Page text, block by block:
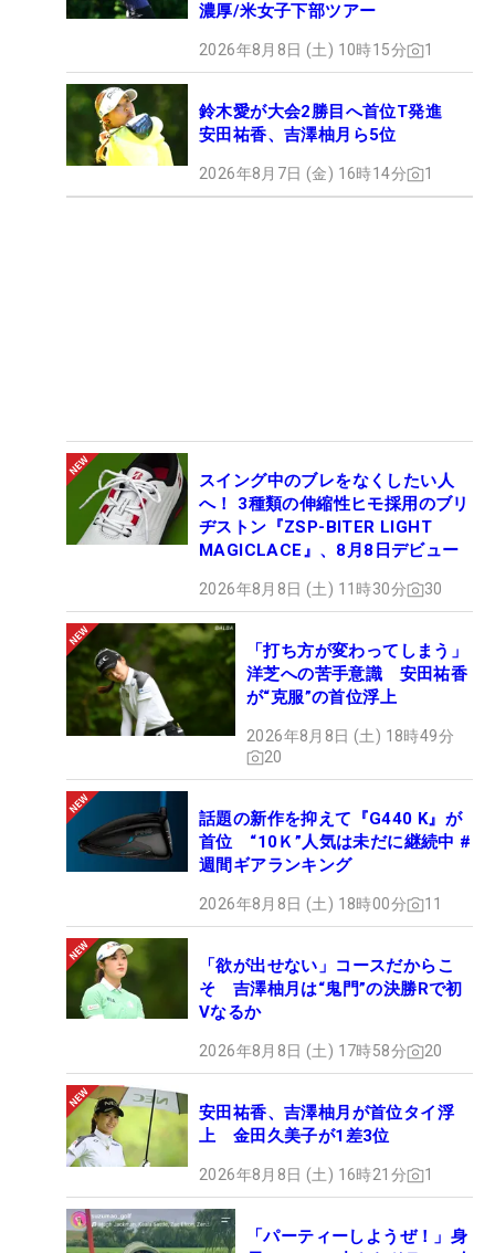
濃厚/米女子下部ツアー
2026年8月8日 (土) 10時15分 1
鈴木愛が大会2勝目へ首位T発進
安田祐香、吉澤柚月ら5位
2026年8月7日 (金) 16時14分 1
スイング中のブレをなくしたい人
へ！ 3種類の伸縮性ヒモ採用のブリ
ヂストン『ZSP-BITER LIGHT
MAGICLACE』、8月8日デビュー
2026年8月8日 (土) 11時30分 30
「打ち方が変わってしまう」
洋芝への苦手意識 安田祐香
が“克服”の首位浮上
2026年8月8日 (土) 18時49分
20
話題の新作を抑えて『G440 K』が
首位 “10Ｋ”人気は未だに継続中 #
週間ギアランキング
2026年8月8日 (土) 18時00分 11
「欲が出せない」コースだからこ
そ 吉澤柚月は“鬼門”の決勝Rで初
Vなるか
2026年8月8日 (土) 17時58分 20
安田祐香、吉澤柚月が首位タイ浮
上 金田久美子が1差3位
2026年8月8日 (土) 16時21分 1
「パーティーしようぜ！」身